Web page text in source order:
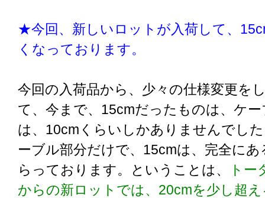
★今回、新しいロットが入荷して、
くなっております。
今回の入荷品から、少々の仕様変更を
て、今まで、15cmだったものは、ケ
は、10cmくらいしかありませんでし
ーブル部分だけで、15cmは、完全に
らっております。ということは、
トー
からの新ロットでは、20cmを少し超